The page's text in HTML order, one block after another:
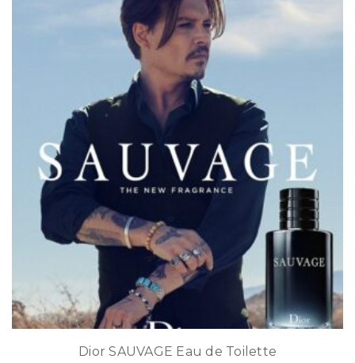
Dior SAUVAGE Eau de Toilette